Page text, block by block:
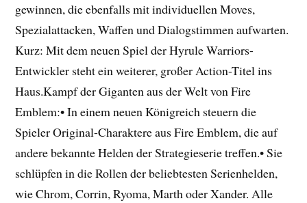
gewinnen, die ebenfalls mit individuellen Moves,
Spezialattacken, Waffen und Dialogstimmen aufwarten.
Kurz: Mit dem neuen Spiel der Hyrule Warriors-
Entwickler steht ein weiterer, großer Action-Titel ins
Haus.Kampf der Giganten aus der Welt von Fire
Emblem:• In einem neuen Königreich steuern die
Spieler Original-Charaktere aus Fire Emblem, die auf
andere bekannte Helden der Strategieserie treffen.• Sie
schlüpfen in die Rollen der beliebtesten Serienhelden,
wie Chrom, Corrin, Ryoma, Marth oder Xander. Alle